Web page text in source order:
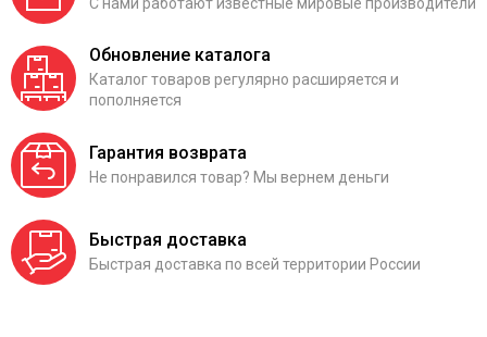
Обновление каталога
Каталог товаров регулярно расширяется и
пополняется
Гарантия возврата
Не понравился товар? Мы вернем деньги
Быстрая доставка
Быстрая доставка по всей территории России